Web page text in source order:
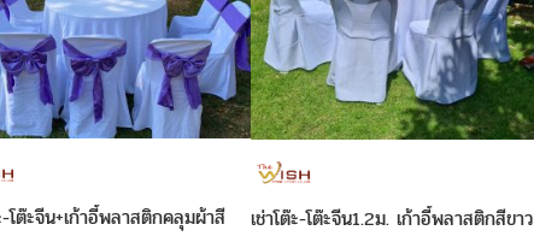
-โต๊ะจีน+เก้าอี้พลาสติกคลุมผ้าสี
เช่าโต๊ะ-โต๊ะจีน1.2ม. เก้าอี้พลาสติกสีขาว